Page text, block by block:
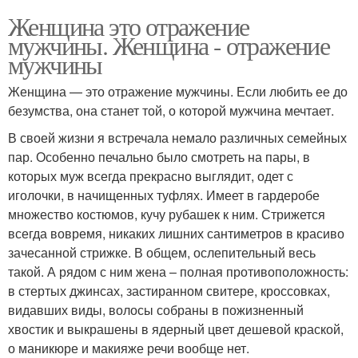
Женщина это отражение
мужчины. Женщина - отражение
мужчины
Женщина — это отражение мужчины. Если любить ее до
безумства, она станет той, о которой мужчина мечтает.
В своей жизни я встречала немало различных семейных
пар. Особенно печально было смотреть на пары, в
которых муж всегда прекрасно выглядит, одет с
иголочки, в начищенных туфлях. Имеет в гардеробе
множество костюмов, кучу рубашек к ним. Стрижется
всегда вовремя, никаких лишних сантиметров в красиво
зачесанной стрижке. В общем, ослепительный весь
такой. А рядом с ним жена – полная противоположность:
в стертых джинсах, застиранном свитере, кроссовках,
видавших виды, волосы собраны в пожизненный
хвостик и выкрашены в ядерный цвет дешевой краской,
о маникюре и макияже речи вообще нет.